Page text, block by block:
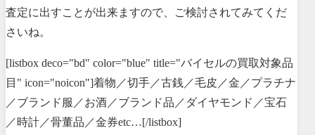
査定に出すことが出来ますので、ご検討されてみてくだ
さいね。
[listbox deco="bd" color="blue" title="バイセルの買取対象品
目" icon="noicon"]着物／切手／古銭／毛皮／金／プラチナ
／ブランド服／お酒／ブランド品／ダイヤモンド／宝石
／時計／骨董品／金券etc…[/listbox]